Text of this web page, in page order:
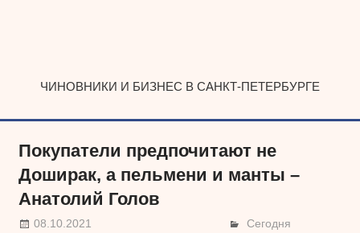
ЧИНОВНИКИ И БИЗНЕС В САНКТ-ПЕТЕРБУРГЕ
Покупатели предпочитают не
Доширак, а пельмени и манты –
Анатолий Голов
08.10.2021 Сегодня